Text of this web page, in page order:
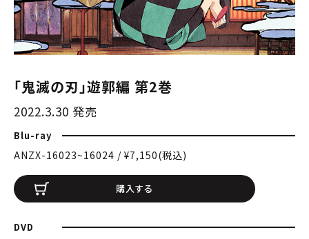
「鬼滅の刃」遊郭編 第2巻
2022.3.30 発売
Blu-ray
ANZX-16023~16024 / ¥7,150(税込)
購入する
DVD